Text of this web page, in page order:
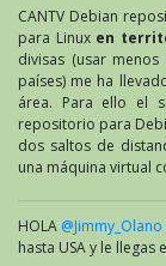
CANTV Debian
para Linux en
divisas (usar
países) me ha
área. Para ello el
repositorio para
dos saltos de
una máquina virtual
HOLA @Jimmy_Olano
hasta USA y le llegas